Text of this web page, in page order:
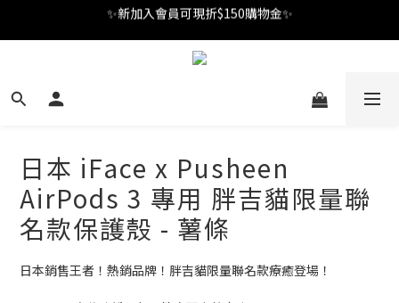
✨新加入會員可現折$150購物金✨
✨新加入會員可現折$150購物金✨
Welcome
日本 iFace x Pusheen
AirPods 3 專用 胖吉貓限量聯
名款保護殼 - 薯條
日本銷售王者！熱銷品牌！胖吉貓限量聯名款療癒登場！